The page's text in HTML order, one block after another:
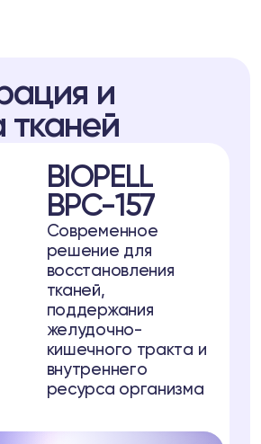
и
ВIOPELL
BPC-157
Современное
решение для
восстановления
тканей,
поддержания
желудочно-
кишечного тракта и
внутреннего
ресурса организма